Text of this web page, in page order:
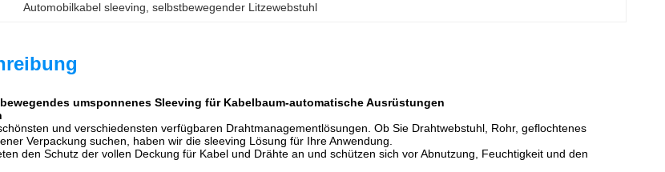
Automobilkabel sleeving , selbstbewegender Litzewebstuhl
umsponnenes Sleeving für Kabelbaum-automatische Ausrüstungen
und verschiedensten verfügbaren Drahtmanagementlösungen. Ob Sie Drahtwebstuhl, Rohr, geflochtenes
Verpackung suchen, haben wir die sleeving Lösung für Ihre Anwendung.
den Schutz der vollen Deckung für Kabel und Drähte an und schützen sich vor Abnutzung, Feuchtigkeit und den